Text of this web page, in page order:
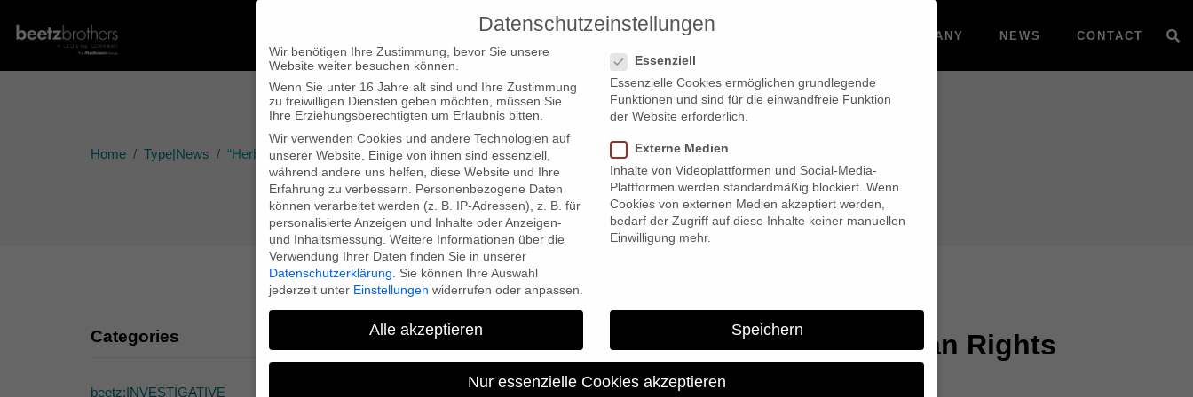
PRODUCTIONS COMPANY NEWS CONTACT
Home Type|News “Herbstgold” at the Fast Forward Human Rights Festival
“Herbstgold” at the Fast Forward Human Rights
Festival
Categories
beetz:INVESTIGATIVE
Datenschutzeinstellungen
Wir benötigen Ihre Zustimmung, bevor Sie unsere
Website weiter besuchen können.
Wenn Sie unter 16 Jahre alt sind und Ihre Zustimmung
zu freiwilligen Diensten geben möchten, müssen Sie
Ihre Erziehungsberechtigten um Erlaubnis bitten.
Wir verwenden Cookies und andere Technologien auf
unserer Website. Einige von ihnen sind essenziell,
während andere uns helfen, diese Website und Ihre
Erfahrung zu verbessern.
Personenbezogene Daten
können verarbeitet werden (z. B. IP-Adressen), z. B. für
personalisierte Anzeigen und Inhalte oder Anzeigen-
und Inhaltsmessung. Weitere Informationen über die
Verwendung Ihrer Daten finden Sie in unserer
Datenschutzerklärung
Sie können Ihre Auswahl
jederzeit unter Einstellungen widerrufen oder anpassen.
Essenziell
Essenzielle Cookies ermöglichen grundlegende
Funktionen und sind für die einwandfreie Funktion
der Website erforderlich.
Externe Medien
Inhalte von Videoplattformen und Social-Media-
Plattformen werden standardmäßig blockiert. Wenn
Cookies von externen Medien akzeptiert werden,
bedarf der Zugriff auf diese Inhalte keiner manuellen
Einwilligung mehr.
Alle akzeptieren Speichern
Nur essenzielle Cookies akzeptieren